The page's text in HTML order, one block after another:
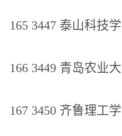
165 3447 泰山科技
166 3449 青岛农业
167 3450 齐鲁理工